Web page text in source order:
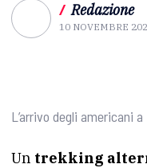
/ Redazione
10 NOVEMBRE
L’arrivo degli americani
Un trekking